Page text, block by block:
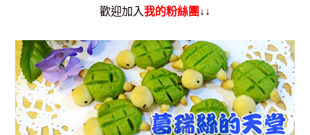
歡迎加入我的粉絲團 ↓↓